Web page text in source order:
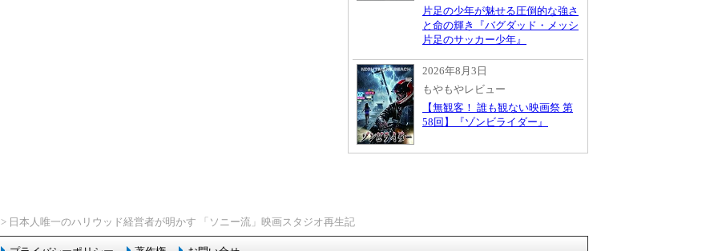
片足の少年が魅せる圧倒的な強さ
と命の輝き『バグダッド・メッシ
片足のサッカー少年』
2026年8月3日
もやもやレビュー
【無観客！ 誰も観ない映画祭 第
58回】『ゾンビライダー』
> 日本人唯一のハリウッド経営者が明かす 「ソニー流」映画スタジオ再生記